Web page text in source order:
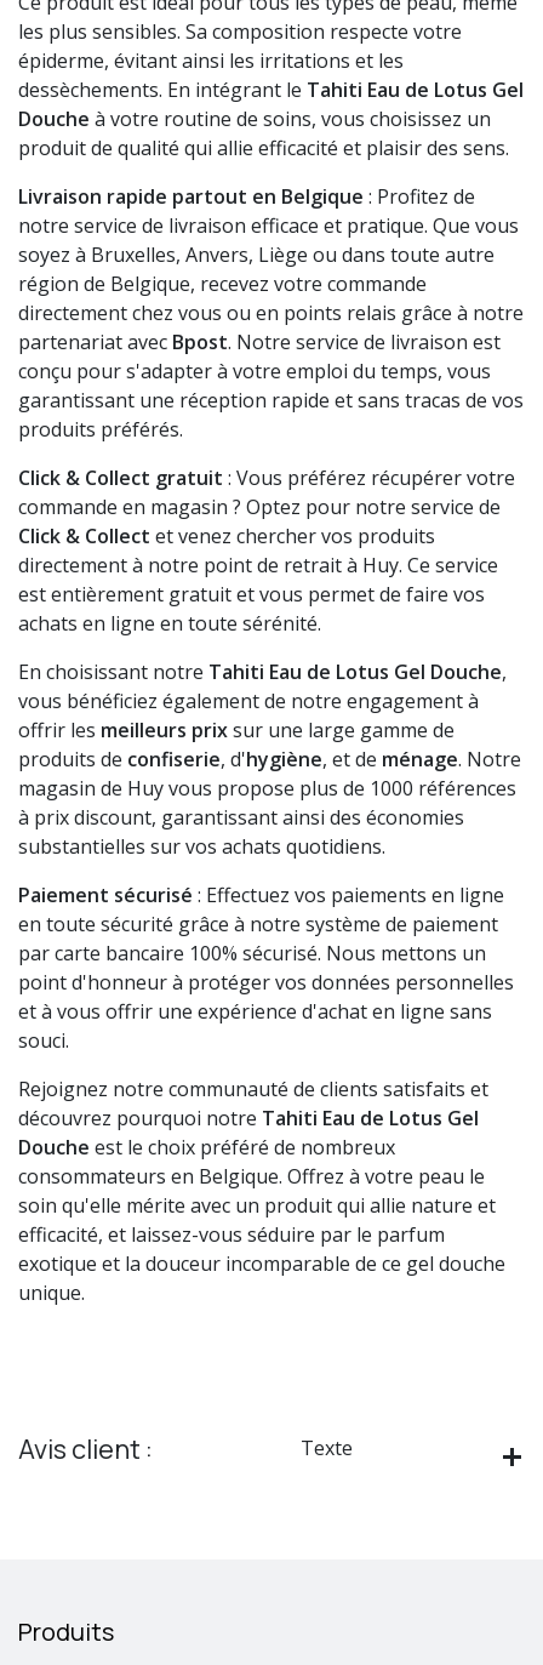
les plus sensibles. Sa composition respecte votre
épiderme, évitant ainsi les irritations et les
dessèchements. En intégrant le Tahiti Eau de Lotus Gel
Douche à votre routine de soins, vous choisissez un
produit de qualité qui allie efficacité et plaisir des sens.
Livraison rapide partout en Belgique : Profitez de
notre service de livraison efficace et pratique. Que vous
soyez à Bruxelles, Anvers, Liège ou dans toute autre
région de Belgique, recevez votre commande
directement chez vous ou en points relais grâce à notre
partenariat avec Bpost. Notre service de livraison est
conçu pour s'adapter à votre emploi du temps, vous
garantissant une réception rapide et sans tracas de vos
produits préférés.
Click & Collect gratuit : Vous préférez récupérer votre
commande en magasin ? Optez pour notre service de
Click & Collect et venez chercher vos produits
directement à notre point de retrait à Huy. Ce service
est entièrement gratuit et vous permet de faire vos
achats en ligne en toute sérénité.
En choisissant notre Tahiti Eau de Lotus Gel Douche,
vous bénéficiez également de notre engagement à
offrir les meilleurs prixsur une large gamme de
produits de confiserie, d'hygiène, et de ménage. Notre
magasin de Huy vous propose plus de 1000 références
à prix discount, garantissant ainsi des économies
substantielles sur vos achats quotidiens.
Paiement sécurisé : Effectuez vos paiements en ligne
en toute sécurité grâce à notre système de paiement
par carte bancaire 100% sécurisé. Nous mettons un
point d'honneur à protéger vos données personnelles
et à vous offrir une expérience d'achat en ligne sans
souci.
Rejoignez notre communauté de clients satisfaits et
découvrez pourquoi notre Tahiti Eau de Lotus Gel
Douche est le choix préféré de nombreux
consommateurs en Belgique. Offrez à votre peau le
soin qu'elle mérite avec un produit qui allie nature et
efficacité, et laissez-vous séduire par le parfum
exotique et la douceur incomparable de ce gel douche
unique.
Avis client : Texte
Produits